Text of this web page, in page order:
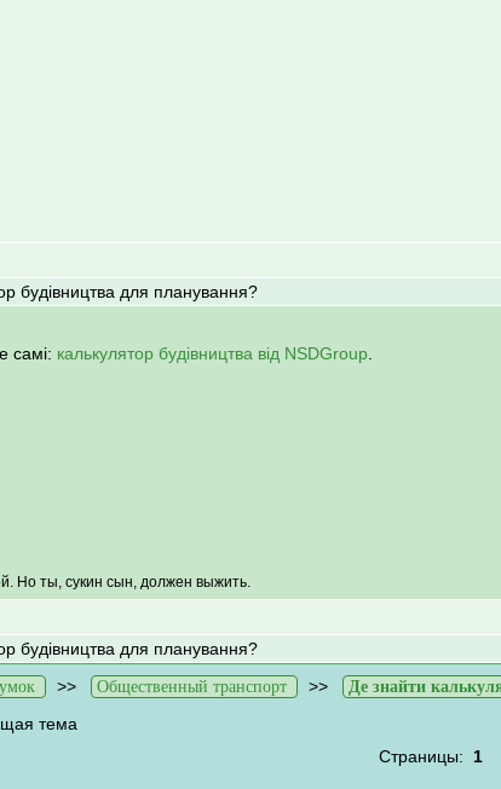
будівництва для планування?
самі: калькулятор будівництва від NSDGroup
Но ты, сукин сын, должен выжить.
будівництва для планування?
>> Общественный транспорт >> Де знайти
тема
Страницы: 1